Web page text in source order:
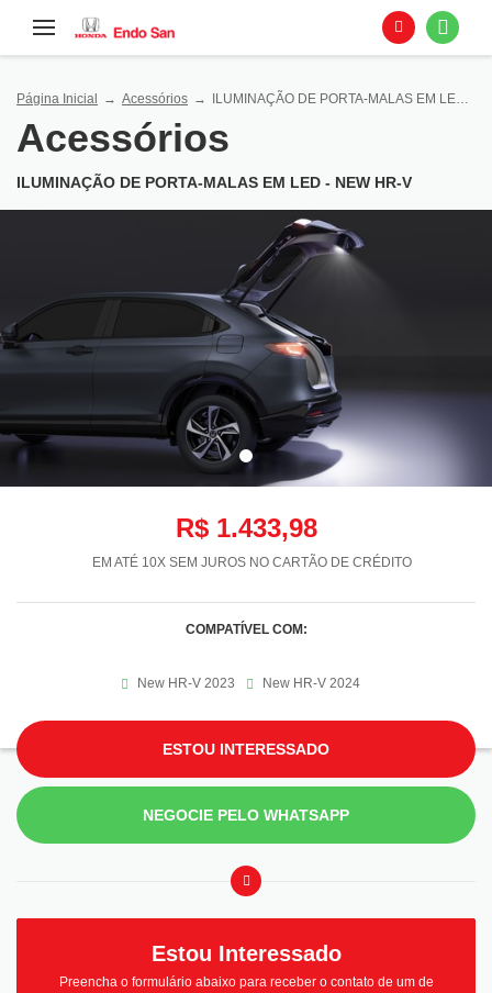
Página Inicial Acessórios ILUMINAÇÃO DE PORTA-MALAS EM LED - NEW HR-V
Acessórios
ILUMINAÇÃO DE PORTA-MALAS EM LED - NEW HR-V
R$ 1.433,98
EM ATÉ 10X SEM JUROS NO CARTÃO DE CRÉDITO
COMPATÍVEL COM:
New HR-V 2023 New HR-V 2024
ESTOU INTERESSADO
NEGOCIE PELO WHATSAPP
Estou Interessado
Preencha o formulário abaixo para receber o contato de um de